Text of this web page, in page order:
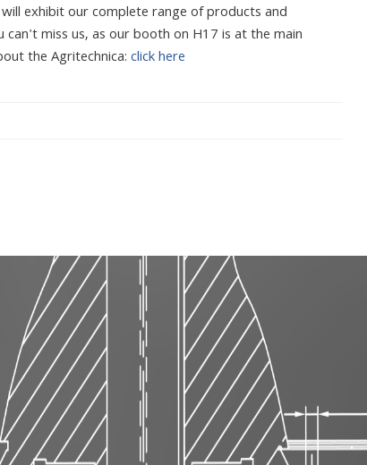
exhibit our complete range of products and
can't miss us, as our booth on H17 is at the main
the Agritechnica:click here